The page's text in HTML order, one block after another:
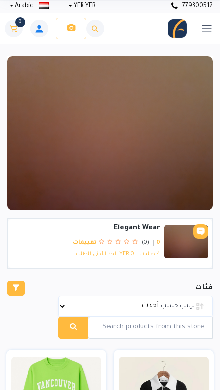
779300512
YER YER
0
Elegant Wear
(0) 0 تقييمات
4 طلبات YER 0 الحد الأدنى للطلب
فئات
ترتيب حسب